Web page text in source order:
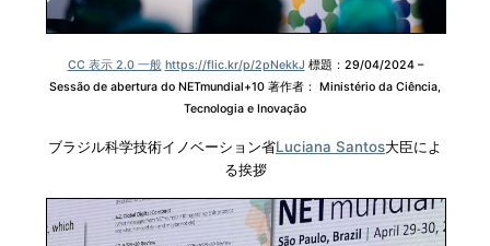
CC 表示 2.0 一般 https://flic.kr/p/2pNekkJ 標題：29/04/2024 –
Sessão de abertura do NETmundial+10 著作者： Ministério da Ciência,
Tecnologia e Inovação
ブラジル科学技術イノベーション省Luciana Santos大臣によ
る挨拶